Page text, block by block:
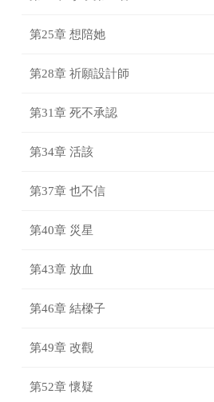
第25章 想陪她
第28章 祈願設計師
第31章 死不承認
第34章 活該
第37章 也不信
第40章 災星
第43章 放血
第46章 結樑子
第49章 改觀
第52章 懷疑